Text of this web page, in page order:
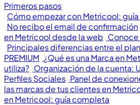
Primeros pasos
Cómo empezar con Metricool:
No recibo el email de confirmación
en Metricool desde la web
Principales diferencias entre el plan
PREMIUM ¿Qué es una Marca en
utiliza? Organización de la cuenta:
Perfiles Sociales Panel de
las marcas de tus clientes en
en Metricool: guía completa